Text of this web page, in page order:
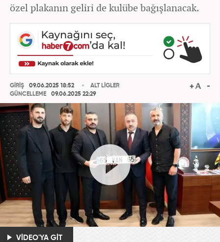
özel plakanın geliri de kulübe bağışlanacak.
GİRİŞ
09.06.2025 18:52
GÜNCELLEME
09.06.2025 22:29
ALT LİGLER
VİDEO'YA GİT